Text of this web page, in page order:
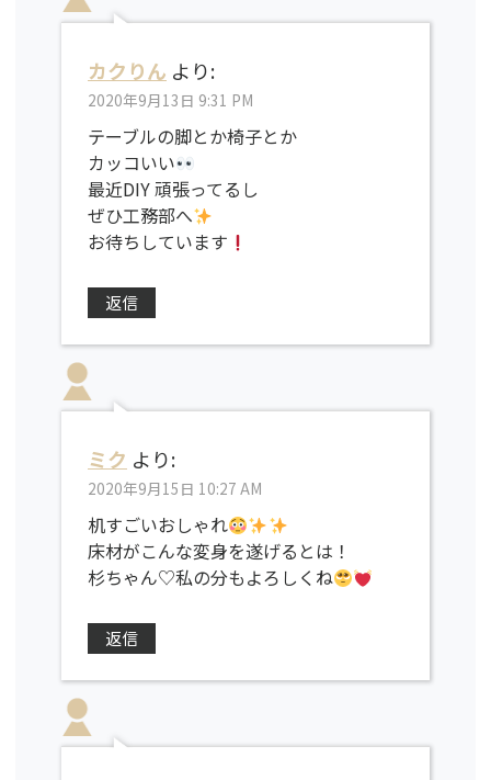
カクりん より:
2020年9月13日 9:31 PM
テーブルの脚とか椅子とか
カッコいい
最近DIY 頑張ってるし
ぜひ工務部へ
お待ちしています
返信
ミク より:
2020年9月15日 10:27 AM
机すごいおしゃれ
床材がこんな変身を遂げるとは！
杉ちゃん♡私の分もよろしくね
返信